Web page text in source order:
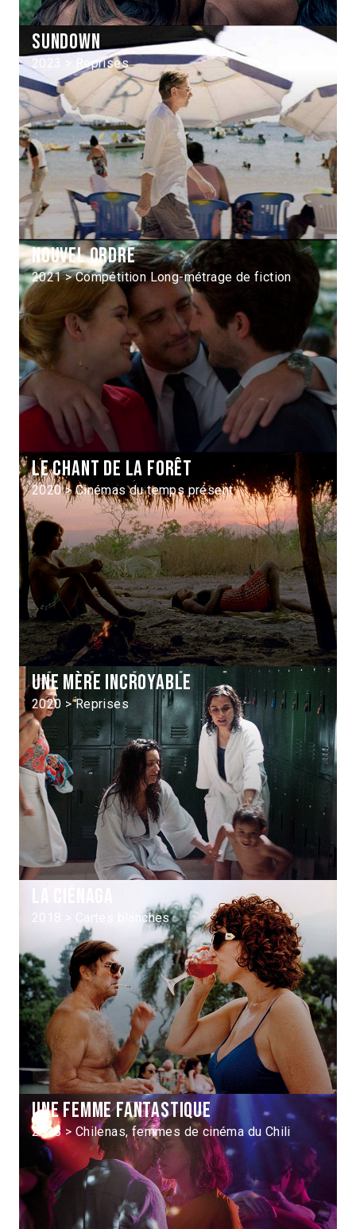
Sundown
2023 > Reprises
Nouvel ordre
2021 > Compétition Long-métrage de fiction
Le Chant de la forêt
2020 > Cinémas du temps présent
Une mère incroyable
2020 > Reprises
2018 > Cartes blanches
Une femme fantastique
2018 > Chilenas, femmes de cinéma du Chili